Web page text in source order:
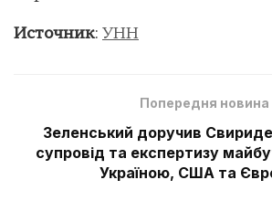
Источник: УНН
Попередня новина
Зеленський доручив
супровід та експертизу
Україною, США та